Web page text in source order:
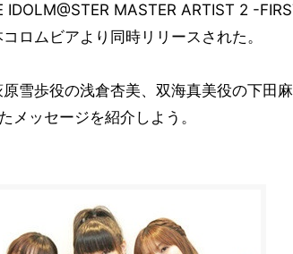
IDOLM@STER MASTER ARTIST 2 -
ロムビアより同時リリースされた。
雪歩役の浅倉杏美、双海真美役の下田
メッセージを紹介しよう。